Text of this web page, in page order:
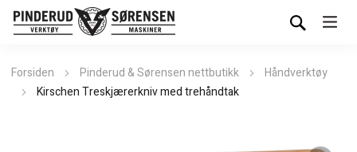
Forsiden Pinderud & Sørensen nettbutikk
Håndverktøy
Kirschen Treskjærerkniv med trehåndtak